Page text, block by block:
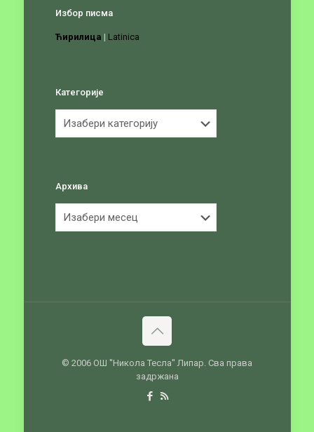
Избор писма
Ћирилица | Latinica
Категорије
Архива
© 2006 ОШ ''Никола Тесла'' Липар. Сва права
задржана